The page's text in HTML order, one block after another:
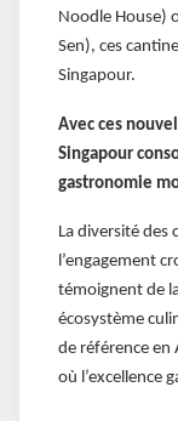
Noodle House)
Sen), ces
Singapour.
Avec ces
Singapour
gastronomie
La diversité des
l’engagement
témoignent de
écosystème
de référence en
où l’excellence